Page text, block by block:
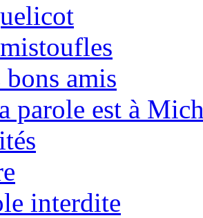
bons amis
parole est à
interdite